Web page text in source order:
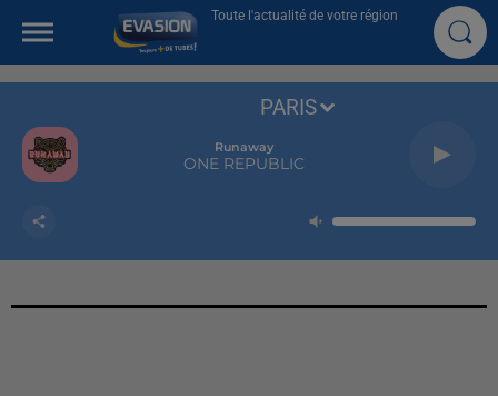
Toute l'actualité de votre région
Runaway
ONE REPUBLIC
PARIS